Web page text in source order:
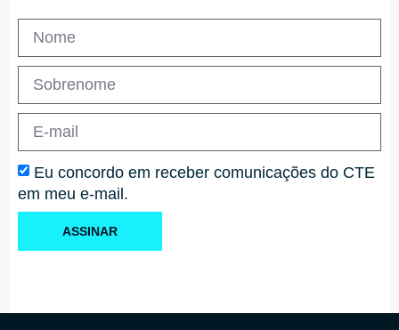
Eu concordo em receber comunicações do CTE
em meu e-mail.
ASSINAR